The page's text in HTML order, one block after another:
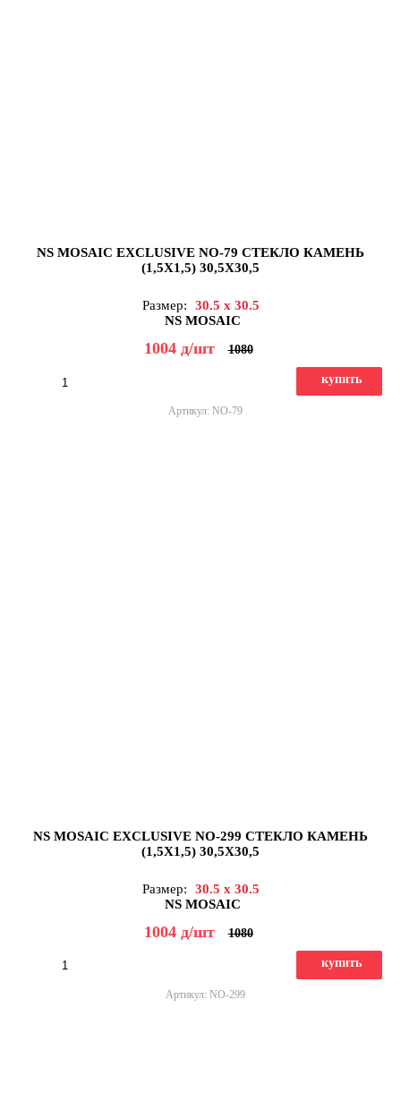
NS MOSAIC EXCLUSIVE NO-79 СТЕКЛО КАМЕНЬ
(1,5X1,5) 30,5X30,5
Размер:
30.5 x 30.5
NS MOSAIC
1004 д/шт 1080
купить
Артикул: NO-79
NS MOSAIC EXCLUSIVE NO-299 СТЕКЛО КАМЕНЬ
(1,5X1,5) 30,5X30,5
Размер:
30.5 x 30.5
NS MOSAIC
1004 д/шт 1080
купить
Артикул: NO-299